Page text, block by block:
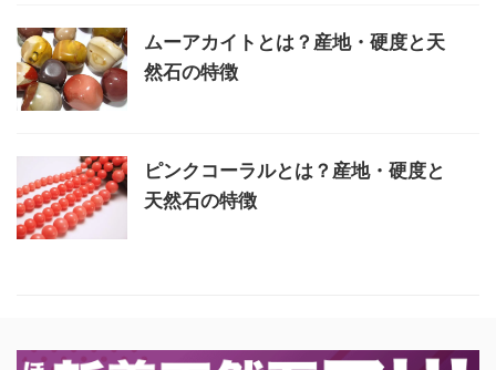
ムーアカイトとは？産地・硬度と天
然石の特徴
ピンクコーラルとは？産地・硬度と
天然石の特徴